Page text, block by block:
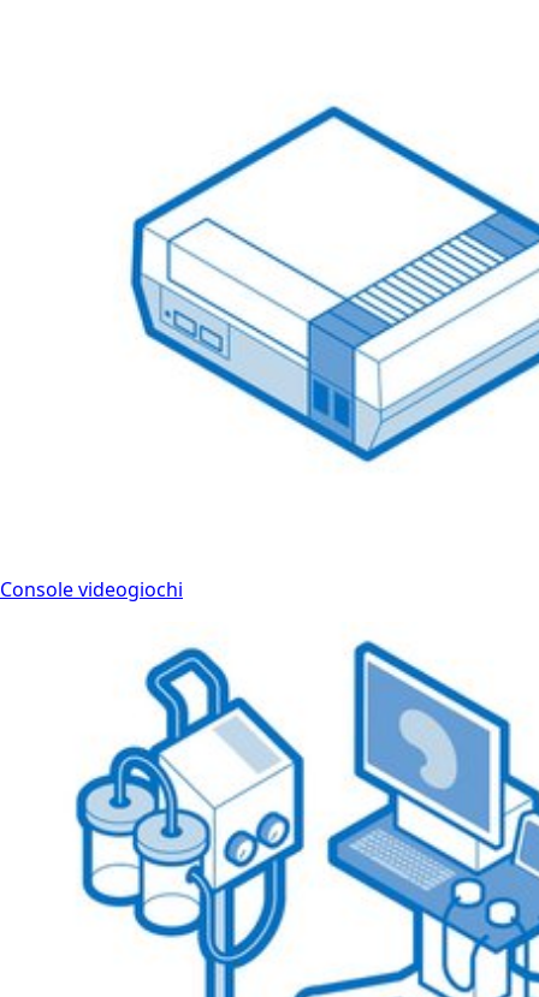
Console videogiochi